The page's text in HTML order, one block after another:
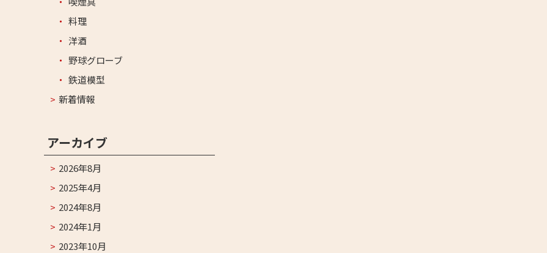
料理
洋酒
野球グローブ
鉄道模型
新着情報
アーカイブ
2026年8月
2025年4月
2024年8月
2024年1月
2023年10月